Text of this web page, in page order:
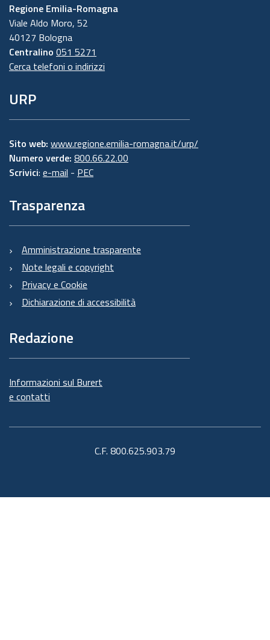
Regione Emilia-Romagna
Viale Aldo Moro, 52
40127 Bologna
Centralino 051 5271
Cerca telefoni o indirizzi
URP
Sito web: www.regione.emilia-romagna.it/urp/
Numero verde: 800.66.22.00
Scrivici: e-mail - PEC
Trasparenza
Amministrazione trasparente
Note legali e copyright
Privacy e Cookie
Dichiarazione di accessibilità
Redazione
Informazioni sul Burert
e contatti
C.F. 800.625.903.79